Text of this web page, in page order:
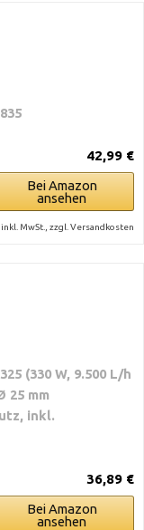
42,99 €
Bei Amazon
ansehen
inkl. MwSt., zzgl. Versandkosten
(330 W, 9.500 L/h
25 mm
inkl.
36,89 €
Bei Amazon
ansehen